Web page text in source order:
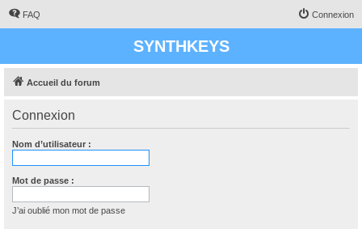
FAQ Connexion
SYNTHKEYS
Accueil du forum
Connexion
Nom d’utilisateur :
Mot de passe :
J’ai oublié mon mot de passe